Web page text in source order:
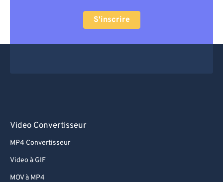
S'inscrire
Video Convertisseur
MP4 Convertisseur
Video à GIF
MOV à MP4